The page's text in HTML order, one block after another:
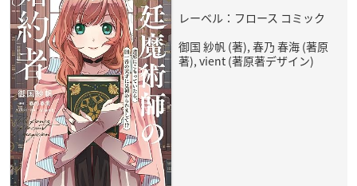
レーベル：フロース コミック
御国 紗帆 (著), 春乃 春海 (著原
著), vient (著原著デザイン)